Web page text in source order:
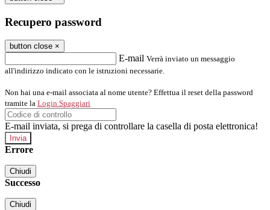
Recupero password
button close ×
E-mail Verrà inviato un messaggio
all'indirizzo indicato con le istruzioni necessarie.
Non hai una e-mail associata al nome utente? Effettua il reset della password
tramite la Login Spaggiari
E-mail inviata, si prega di controllare la casella di posta elettronica!
Errore
Chiudi
Successo
Chiudi